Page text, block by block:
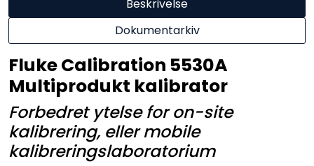
Beskrivelse
Dokumentarkiv
Fluke Calibration 5530A
Multiprodukt kalibrator
Forbedret ytelse for on-site
kalibrering, eller mobile
kalibreringslaboratorium